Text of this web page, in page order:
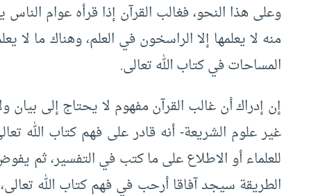
وعلى هذا النحو، فغالب القرآن إذا قرأه عوام
منه لا يعلمها إلا الراسخون في العلم، وهناك ما لا
المساحات في كتاب الله تعالى.
إن إدراك أن غالب القرآن مفهوم لا يحتاج إلى
غير علوم الشريعة- أنه قادر على فهم كتاب الله
للعلماء أو الاطلاع على ما كتب في التفسير، ثم
الطريقة سيجد آفاقا أرحب في فهم كتاب الله